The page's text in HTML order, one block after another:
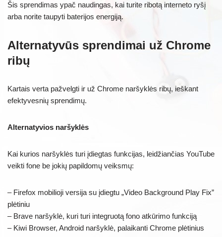
Šis sprendimas ypač naudingas, kai turite ribotą interneto ryšį
arba norite taupyti baterijos energiją.
Alternatyvūs sprendimai už Chrome
ribų
Kartais verta pažvelgti ir už Chrome naršyklės ribų, ieškant
efektyvesnių sprendimų.
Alternatyvios naršyklės
Kai kurios naršyklės turi įdiegtas funkcijas, leidžiančias YouTube
veikti fone be jokių papildomų veiksmų:
– Firefox mobilioji versija su įdiegtu „Video Background Play Fix”
plėtiniu
– Brave naršyklė, kuri turi integruotą fono atkūrimo funkciją
– Kiwi Browser, Android naršyklė, palaikanti Chrome plėtinius